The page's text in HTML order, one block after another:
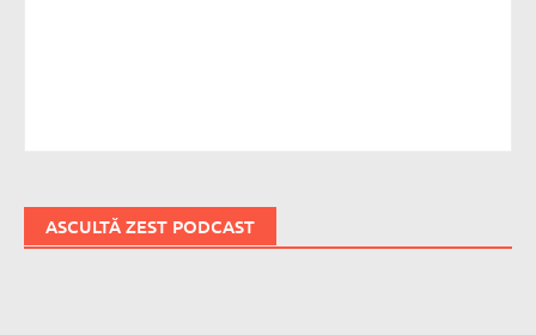
ASCULTĂ ZEST PODCAST